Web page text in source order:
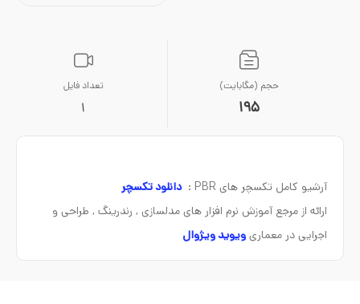
حجم (مگابایت)
195
تعداد فایل
1
آرشیو کامل تکسچر های PBR :
دانلود تکسچر
ارائه از مرجع آموزش نرم افزار های مدلسازی , رندرینگ , طراحی و
اجرایی در معماریویوید ویژوال